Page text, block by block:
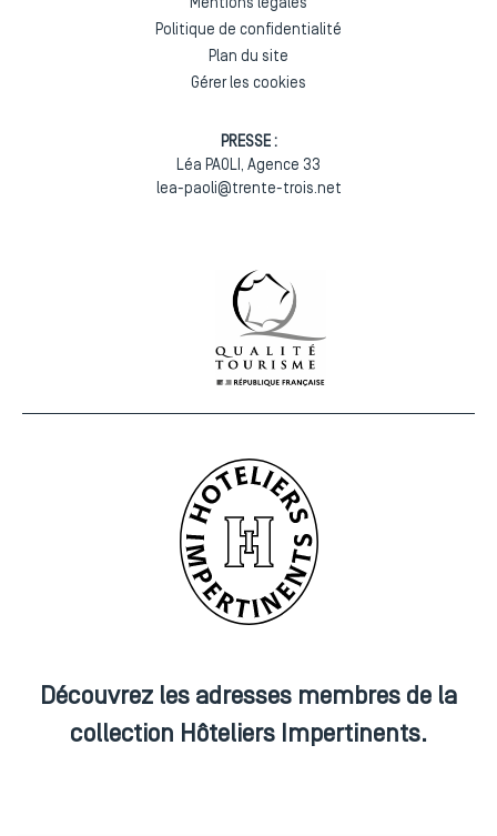
Mentions légales
Politique de confidentialité
Plan du site
Gérer les cookies
PRESSE :
Léa PAOLI, Agence 33
lea-paoli@trente-trois.net
Découvrez les adresses membres de la
collection Hôteliers Impertinents.